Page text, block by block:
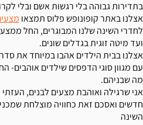
בתדירות גבוהה בלי רגשות אשם ובלי
אצלנו באתר קופונופש פלוס תמצאו
לחדרי השינה שלנו המבוגרים, החל
ועד מיטה זוגית בגדלים שונים.
אצלנו בבית הילדים אהבו במיוחד את
עם מגוון סוגי הדפסים שילדים אוהבים-
מה שבניהם.
אני שרגילה ואוהבת מצעים לבנים,
חדשים ואסכם זאת כחוויה מוצלחת
השינה